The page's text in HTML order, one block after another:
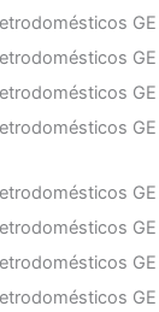
GE
GE
GE
GE